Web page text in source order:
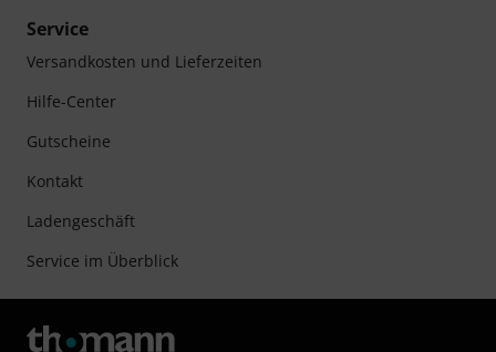
Service
Versandkosten und Lieferzeiten
Hilfe-Center
Gutscheine
Kontakt
Ladengeschäft
Service im Überblick